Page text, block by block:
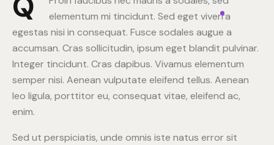
elementum mi tincidunt. Sed eget viverra
egestas nisi in consequat. Fusce sodales augue a
accumsan. Cras sollicitudin, ipsum eget blandit pulvinar.
Integer tincidunt. Cras dapibus. Vivamus elementum
semper nisi. Aenean vulputate eleifend tellus. Aenean
leo ligula, porttitor eu, consequat vitae, eleifend ac,
enim.
Sed ut perspiciatis, unde omnis iste natus error sit